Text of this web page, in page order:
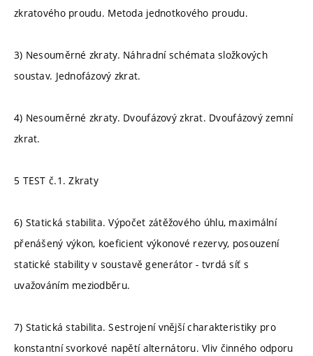
zkratového proudu. Metoda jednotkového proudu.
3) Nesouměrné zkraty. Náhradní schémata složkových
soustav. Jednofázový zkrat.
4) Nesouměrné zkraty. Dvoufázový zkrat. Dvoufázový zemní
zkrat.
5 TEST č.1. Zkraty
6) Statická stabilita. Výpočet zátěžového úhlu, maximální
přenášený výkon, koeficient výkonové rezervy, posouzení
statické stability v soustavě generátor - tvrdá síť s
uvažováním meziodběru.
7) Statická stabilita. Sestrojení vnější charakteristiky pro
konstantní svorkové napětí alternátoru. Vliv činného odporu